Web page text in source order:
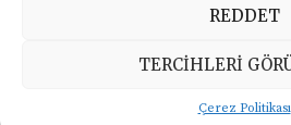
REDDET
TERCIHLERI
Çerez Politikası
Copyright © 2024, Müphem,